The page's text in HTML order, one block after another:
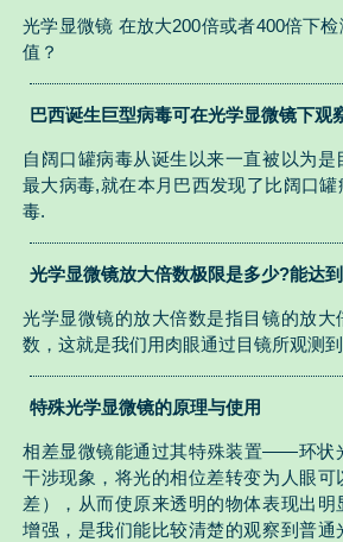
光学显微镜 在放大200倍或者400倍下
值？
巴西诞生巨型病毒可在光学显微镜下观
自阔口罐病毒从诞生以来一直被以为
最大病毒,就在本月巴西发现了比阔口
毒.
光学显微镜放大倍数极限是多少?能达
光学显微镜的放大倍数是指目镜的放
数，这就是我们用肉眼通过目镜所观测到
特殊光学显微镜的原理与使用
相差显微镜能通过其特殊装置——环状
干涉现象，将光的相位差转变为人眼
差），从而使原来透明的物体表现出
增强，是我们能比较清楚的观察到普通